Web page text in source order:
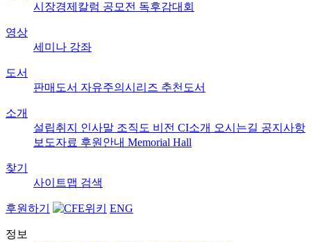
시장경제칼럼 공모전 독후감대회
영상
세미나 강좌
도서
판매도서 자유주의시리즈 추천도서
소개
설립취지 인사말 조직도 비전 CI소개 오시는길 공지사항
보도자료 후원안내 Memorial Hall
찾기
사이트맵 검색
후원하기 ENG
정보